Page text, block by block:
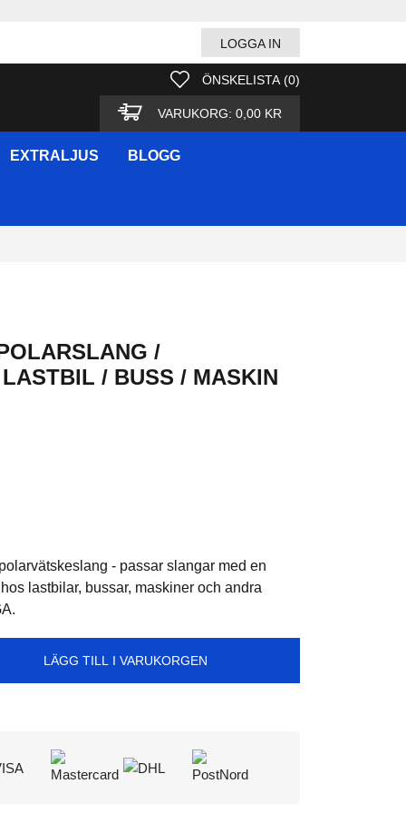
LOGGA IN
ÖNSKELISTA (0)
VARUKORG: 0,00 KR
EXTRALJUS BLOGG
/
/ BUSS / MASKIN
- passar slangar med en
lastbilar, bussar, maskiner och andra
LÄGG TILL I VARUKORGEN